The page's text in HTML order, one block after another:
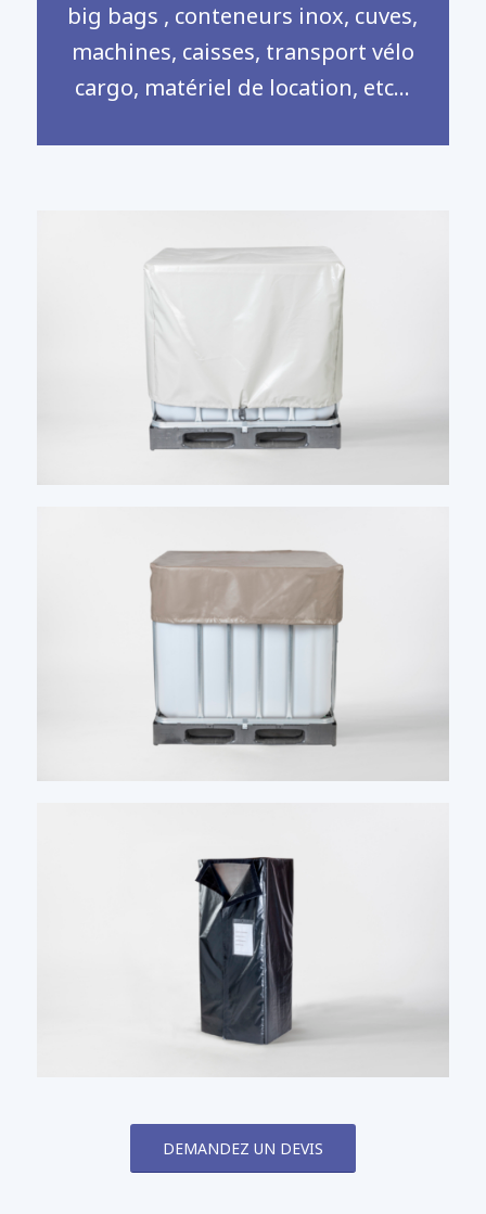
big bags , conteneurs inox, cuves,
machines, caisses, transport vélo
cargo, matériel de location, etc…
DEMANDEZ UN DEVIS